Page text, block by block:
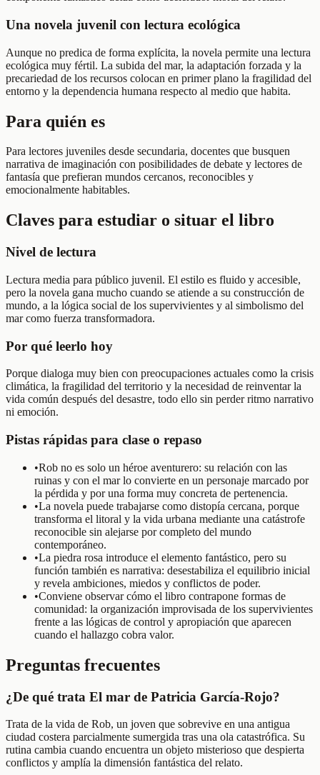
Una novela juvenil con lectura ecológica
Aunque no predica de forma explícita, la novela permite una lectura
ecológica muy fértil. La subida del mar, la adaptación forzada y la
precariedad de los recursos colocan en primer plano la fragilidad del
entorno y la dependencia humana respecto al medio que habita.
Para quién es
Para lectores juveniles desde secundaria, docentes que busquen
narrativa de imaginación con posibilidades de debate y lectores de
fantasía que prefieran mundos cercanos, reconocibles y
emocionalmente habitables.
Claves para estudiar o situar el libro
Nivel de lectura
Lectura media para público juvenil. El estilo es fluido y accesible,
pero la novela gana mucho cuando se atiende a su construcción de
mundo, a la lógica social de los supervivientes y al simbolismo del
mar como fuerza transformadora.
Por qué leerlo hoy
Porque dialoga muy bien con preocupaciones actuales como la crisis
climática, la fragilidad del territorio y la necesidad de reinventar la
vida común después del desastre, todo ello sin perder ritmo narrativo
ni emoción.
Pistas rápidas para clase o repaso
•Rob no es solo un héroe aventurero: su relación con las
ruinas y con el mar lo convierte en un personaje marcado por
la pérdida y por una forma muy concreta de pertenencia.
•La novela puede trabajarse como distopía cercana, porque
transforma el litoral y la vida urbana mediante una catástrofe
reconocible sin alejarse por completo del mundo
contemporáneo.
•La piedra rosa introduce el elemento fantástico, pero su
función también es narrativa: desestabiliza el equilibrio inicial
y revela ambiciones, miedos y conflictos de poder.
•Conviene observar cómo el libro contrapone formas de
comunidad: la organización improvisada de los supervivientes
frente a las lógicas de control y apropiación que aparecen
cuando el hallazgo cobra valor.
Preguntas frecuentes
¿De qué trata El mar de Patricia García-Rojo?
Trata de la vida de Rob, un joven que sobrevive en una antigua
ciudad costera parcialmente sumergida tras una ola catastrófica. Su
rutina cambia cuando encuentra un objeto misterioso que despierta
conflictos y amplía la dimensión fantástica del relato.